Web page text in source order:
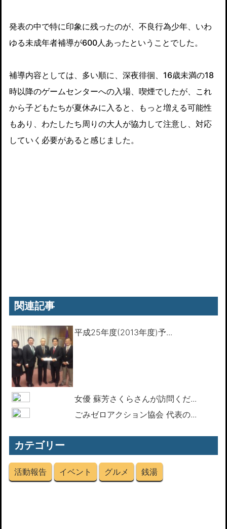
発表の中で特に印象に残ったのが、不良行為少年、いわ
ゆる未成年者補導が600人あったということでした。
補導内容としては、多い順に、深夜徘徊、16歳未満の18
時以降のゲームセンターへの入場、喫煙でしたが、これ
から子どもたちが夏休みに入ると、もっと増える可能性
もあり、わたしたち周りの大人が協力して注意し、対応
していく必要があると感じました。
関連記事
平成25年度(2013年度)予...
女優 蘇芳さくらさんが訪問くだ...
ごみゼロアクション協会 代表の...
カテゴリー
活動報告 イベント グルメ 銭湯